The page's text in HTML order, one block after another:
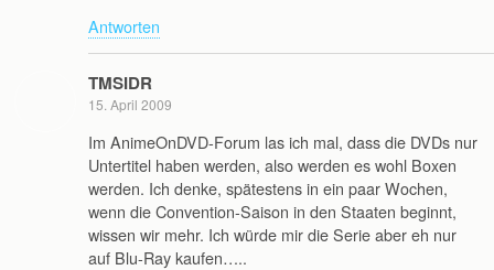
Antworten
TMSIDR
15. April 2009
Im AnimeOnDVD-Forum las ich mal, dass die DVDs nur
Untertitel haben werden, also werden es wohl Boxen
werden. Ich denke, spätestens in ein paar Wochen,
wenn die Convention-Saison in den Staaten beginnt,
wissen wir mehr. Ich würde mir die Serie aber eh nur
auf Blu-Ray kaufen…..